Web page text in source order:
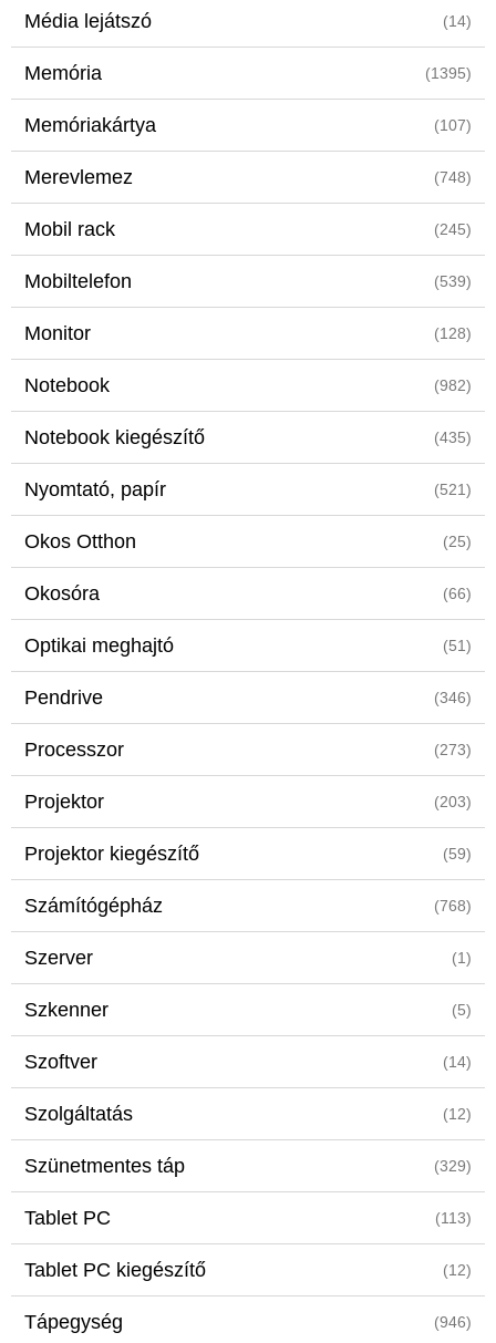
Média lejátszó (14)
Memória (1395)
Memóriakártya (107)
Merevlemez (748)
Mobil rack (245)
Mobiltelefon (539)
Monitor (128)
Notebook (982)
Notebook kiegészítő (435)
Nyomtató, papír (521)
Okos Otthon (25)
Okosóra (66)
Optikai meghajtó (51)
Pendrive (346)
Processzor (273)
Projektor (203)
Projektor kiegészítő (59)
Számítógépház (768)
Szerver (1)
Szkenner (5)
Szoftver (14)
Szolgáltatás (12)
Szünetmentes táp (329)
Tablet PC (113)
Tablet PC kiegészítő (12)
Tápegység (946)